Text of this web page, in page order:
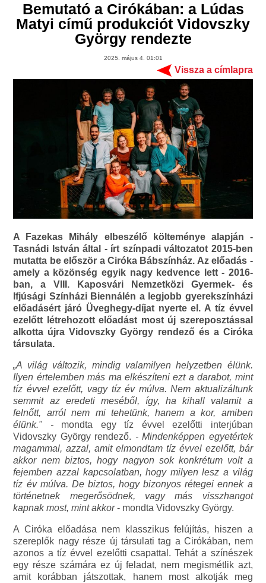
Bemutató a Cirókában: a Lúdas
Matyi című produkciót Vidovszky
György rendezte
2025. május 4. 01:01
Vissza a címlapra
A Fazekas Mihály elbeszélő költeménye alapján -
Tasnádi István által - írt színpadi változatot 2015-ben
mutatta be először a Ciróka Bábszínház. Az előadás -
amely a közönség egyik nagy kedvence lett - 2016-
ban, a VIII. Kaposvári Nemzetközi Gyermek- és
Ifjúsági Színházi Biennálén a legjobb gyerekszínházi
előadásért járó Üveghegy-díjat nyerte el. A tíz évvel
ezelőtt létrehozott előadást most új szereposztással
alkotta újra Vidovszky György rendező és a Ciróka
társulata.
„A világ változik, mindig valamilyen helyzetben élünk.
Ilyen értelemben más ma elkészíteni ezt a darabot, mint
tíz évvel ezelőtt, vagy tíz év múlva. Nem aktualizáltunk
semmit az eredeti meséből, így, ha kihall valamit a
felnőtt, arról nem mi tehetünk, hanem a kor, amiben
élünk." -mondta egy tíz évvel ezelőtti interjúban
Vidovszky György rendező. - Mindenképpen egyetértek
magammal, azzal, amit elmondtam tíz évvel ezelőtt, bár
akkor nem biztos, hogy nagyon sok konkrétum volt a
fejemben azzal kapcsolatban, hogy milyen lesz a világ
tíz év múlva. De biztos, hogy bizonyos rétegei ennek a
történetnek megerősödnek, vagy más visszhangot
kapnak most, mint akkor- mondta Vidovszky György.
A Ciróka előadása nem klasszikus felújítás, hiszen a
szereplők nagy része új társulati tag a Cirókában, nem
azonos a tíz évvel ezelőtti csapattal. Tehát a színészek
egy része számára ez új feladat, nem megismétlik azt,
amit korábban játszottak, hanem most alkotják meg